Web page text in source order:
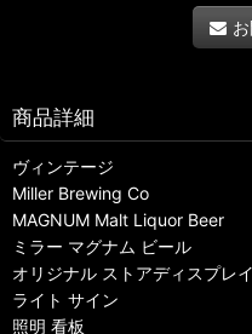
商品詳細
ヴィンテージ
Miller Brewing Co
MAGNUM Malt Liquor Beer
ミラー マグナム ビール
オリジナル ストアディスプレイ
ライト サイン
照明 看板